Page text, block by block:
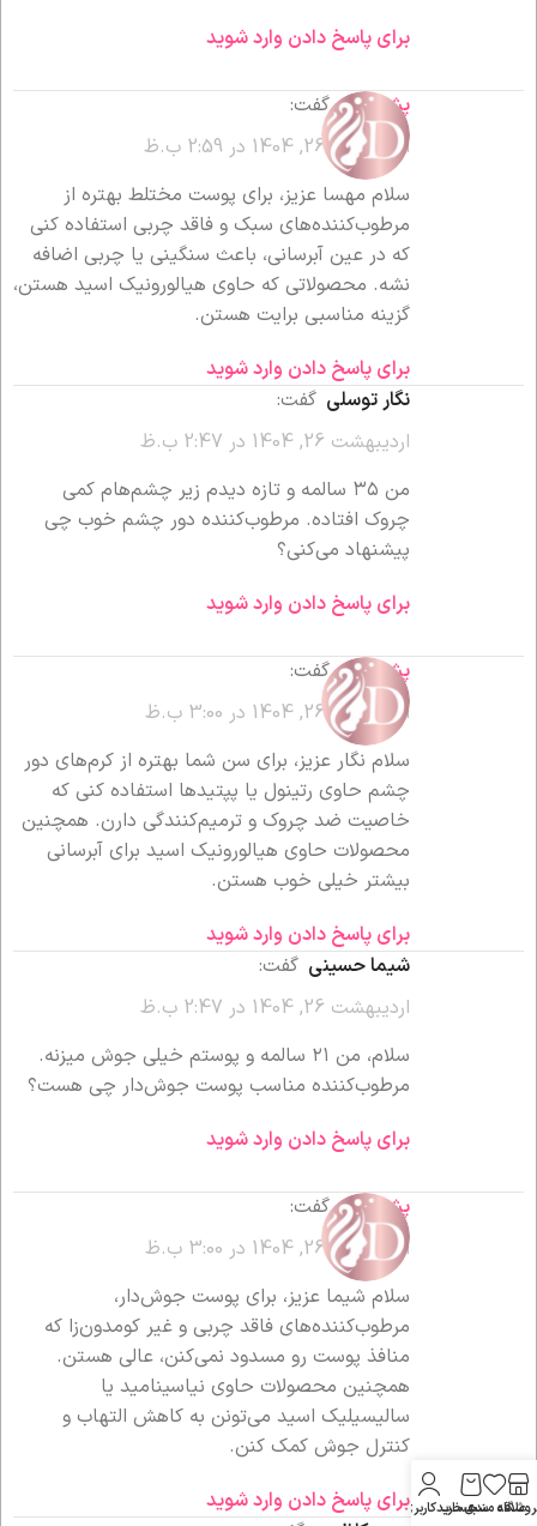
برای پاسخ دادن وارد شوید
پشتیبانی گفت:
اردیبهشت 26, 1404 در 2:59 ب.ظ
سلام مهسا عزیز، برای پوست مختلط بهتره از
مرطوب‌کننده‌های سبک و فاقد چربی استفاده کنی
که در عین آبرسانی، باعث سنگینی یا چربی اضافه
نشه. محصولاتی که حاوی هیالورونیک اسید هستن،
گزینه مناسبی برایت هستن.
برای پاسخ دادن وارد شوید
نگار توسلی گفت:
اردیبهشت 26, 1404 در 2:47 ب.ظ
من ۳۵ سالمه و تازه دیدم زیر چشم‌هام کمی
چروک افتاده. مرطوب‌کننده دور چشم خوب چی
پیشنهاد می‌کنی؟
برای پاسخ دادن وارد شوید
پشتیبانی گفت:
اردیبهشت 26, 1404 در 3:00 ب.ظ
سلام نگار عزیز، برای سن شما بهتره از کرم‌های دور
چشم حاوی رتینول یا پپتیدها استفاده کنی که
خاصیت ضد چروک و ترمیم‌کنندگی دارن. همچنین
محصولات حاوی هیالورونیک اسید برای آبرسانی
بیشتر خیلی خوب هستن.
برای پاسخ دادن وارد شوید
شیما حسینی گفت:
اردیبهشت 26, 1404 در 2:47 ب.ظ
سلام، من ۲۱ سالمه و پوستم خیلی جوش میزنه.
مرطوب‌کننده مناسب پوست جوش‌دار چی هست؟
برای پاسخ دادن وارد شوید
پشتیبانی گفت:
اردیبهشت 26, 1404 در 3:00 ب.ظ
سلام شیما عزیز، برای پوست جوش‌دار،
مرطوب‌کننده‌های فاقد چربی و غیر کومدون‌زا که
منافذ پوست رو مسدود نمی‌کنن، عالی هستن.
همچنین محصولات حاوی نیاسینامید یا
سالیسیلیک اسید می‌تونن به کاهش التهاب و
کنترل جوش کمک کنن.
برای پاسخ دادن وارد شوید
علاقه مندیسبد خرید
حساب کاربری من